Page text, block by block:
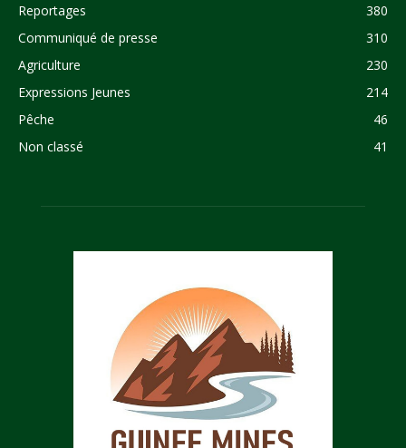
Reportages
380
Communiqué de presse
310
Agriculture
230
Expressions Jeunes
214
Pêche
46
Non classé
41